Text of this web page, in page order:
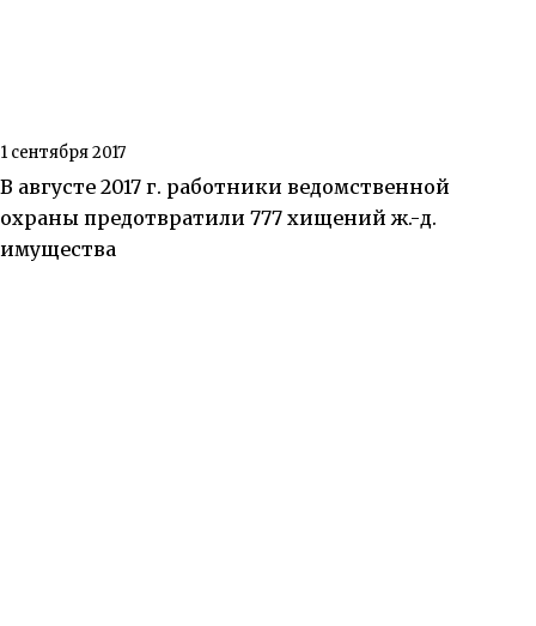
1 сентября 2017
В августе 2017 г. работники ведомственной
охраны предотвратили 777 хищений ж.-д.
имущества